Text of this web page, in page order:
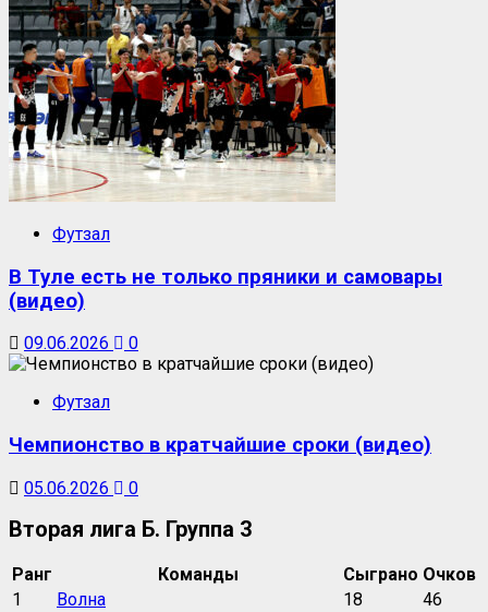
Футзал
В Туле есть не только пряники и самовары
(видео)
09.06.2026 0
Футзал
Чемпионство в кратчайшие сроки (видео)
05.06.2026 0
Вторая лига Б. Группа 3
Ранг Команды Сыграно Очков
1
Волна 18
46